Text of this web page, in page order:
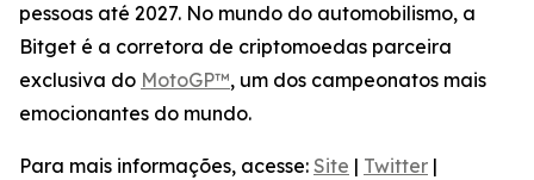
pessoas até 2027. No mundo do automobilismo, a
Bitget é a corretora de criptomoedas parceira
exclusiva do MotoGP™, um dos campeonatos mais
emocionantes do mundo.
Para mais informações, acesse: Site | Twitter |